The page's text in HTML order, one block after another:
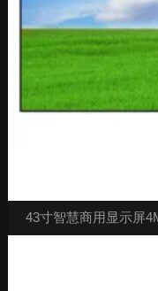
43寸智慧商用显示屏